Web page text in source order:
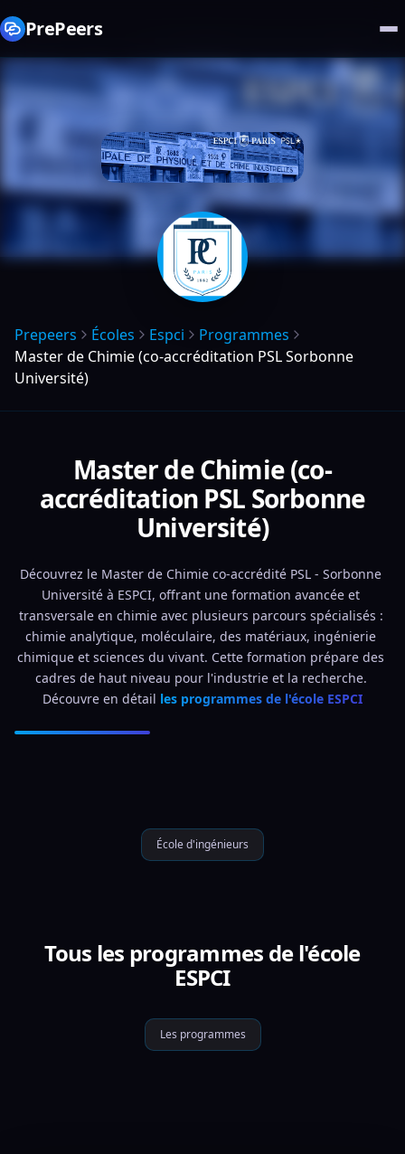
PrePeers
Prepeers Écoles Espci
Programmes
Master de Chimie (co-accréditation PSL Sorbonne
Université)
Master de Chimie (co-
accréditation PSL Sorbonne
Université)
Découvrez le Master de Chimie co-accrédité PSL - Sorbonne
Université à ESPCI, offrant une formation avancée et
transversale en chimie avec plusieurs parcours spécialisés :
chimie analytique, moléculaire, des matériaux, ingénierie
chimique et sciences du vivant. Cette formation prépare des
cadres de haut niveau pour l'industrie et la recherche.
Découvre en détail les programmes de l'école ESPCI
École d'ingénieurs
Tous les programmes de l'école
ESPCI
Les programmes